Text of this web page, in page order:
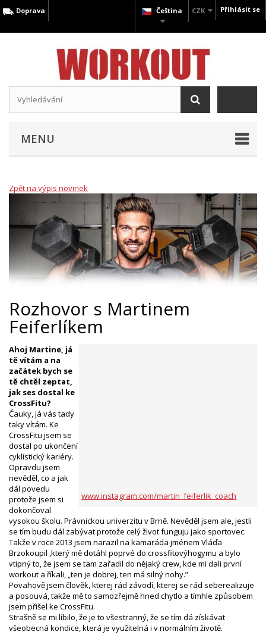
Přihlásit se
CZK
Čeština
Doprava
MENU
Zpět na výpis novinek
Rozhovor s Martinem
Feiferlíkem
www.instagram.com/martin_feiferlik_coach
Ahoj Martine, já
tě vítám a na
začátek bych se
tě chtěl zeptat,
jak ses dostal ke
CrossFitu?
Čauky, já vás tady
taky vítám. Ke
CrossFitu jsem se
dostal po ukončení
cyklistický kariéry.
Opravdu jsem
nevěděl, co a jak
dál povedu
protože jsem si
dokončoval
vysokou školu. Právnickou univerzitu v Brně. Nevěděl jsem ale, jestli
se tím budu dál zabývat protože celý život funguju jako sportovec.
Takže v roce 2013 jsem narazil na kamaráda jménem Vláďa
Brzokoupil ,který mě dotáhl poprvé do crossfitovýhogymu a bylo
vtipný to, že jsem se tam zařadil do nějaký crew, kde mi dali první
workout a říkali, „ten je dobrej, ten má silný nohy.”
Povahově jsem člověk, kterej rád závodí, kterej se rád seberealizuje
a posouvá, takže mě to samozřejmě hned chytlo a tímhle způsobem
jsem přišel ke CrossFitu.
Strašně se mi líbilo, že je to všestranný, že se tím dá získávat
všeobecná kondice, která je využitelná i v normálním životě.